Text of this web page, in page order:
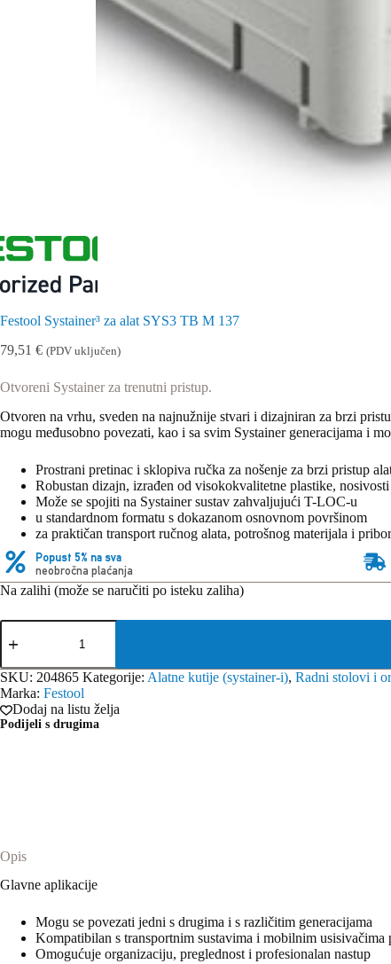
Festool Systainer³ za alat SYS3 TB M 137
79,51 € (PDV uključen)
Otvoreni Systainer za trenutni pristup.
Otvoren na vrhu, sveden na najnužnije stvari i dizajniran za brzi
mogu međusobno povezati, kao i sa svim Systainer generacijama i
Prostrani pretinac i sklopiva ručka za nošenje za brzi pristup
Robustan dizajn, izrađen od visokokvalitetne plastike,
Može se spojiti na Systainer sustav zahvaljujući T-LOC-u
u standardnom formatu s dokazanom osnovnom površinom
za praktičan transport ručnog alata, potrošnog materijala i
Popust 5% na sva
neobročna plaćanja
Na zalihi (može se naručiti po isteku zaliha)
Festool
Systainer³
alat
SYS3
TB
M
137
SKU: 204865 Kategorije: Alatne kutije (systainer-i), Radni stolovi i
Marka: Festool
Dodaj na listu želja
Podijeli s drugima
Opis
Glavne aplikacije
Mogu se povezati jedni s drugima i s različitim generacijama
Kompatibilan s transportnim sustavima i mobilnim usisivačima
Omogućuje organizaciju, preglednost i profesionalan nastup